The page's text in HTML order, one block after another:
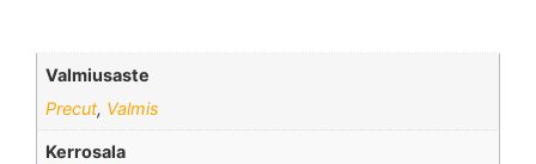
Valmiusaste
Precut, Valmis
Kerrosala